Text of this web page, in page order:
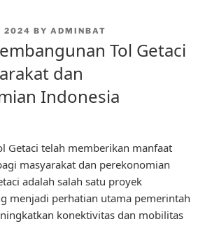
2024 BY ADMINBAT
Tol Getaci
dan
Indonesia
Getaci telah memberikan manfaat
masyarakat dan perekonomian
adalah salah satu proyek
menjadi perhatian utama pemerintah
konektivitas dan mobilitas